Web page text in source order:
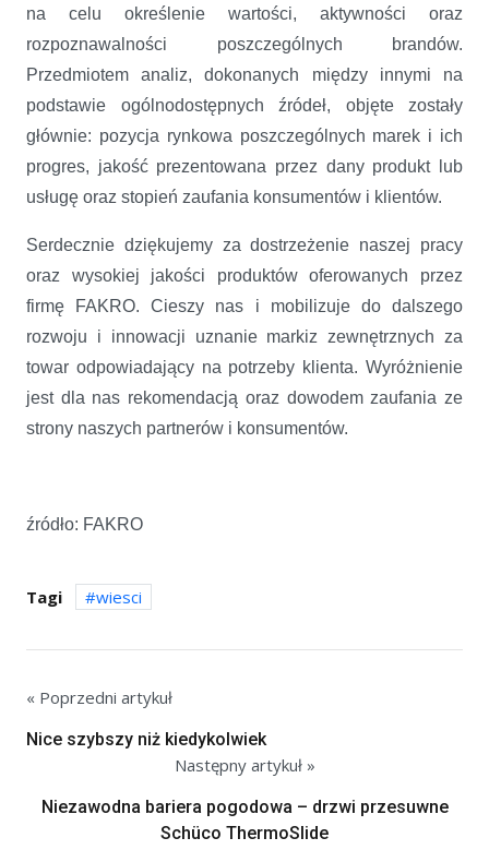
na celu określenie wartości, aktywności oraz
rozpoznawalności poszczególnych brandów.
Przedmiotem analiz, dokonanych między innymi na
podstawie ogólnodostępnych źródeł, objęte zostały
głównie: pozycja rynkowa poszczególnych marek i ich
progres, jakość prezentowana przez dany produkt lub
usługę oraz stopień zaufania konsumentów i klientów.
Serdecznie dziękujemy za dostrzeżenie naszej pracy
oraz wysokiej jakości produktów oferowanych przez
firmę FAKRO. Cieszy nas i mobilizuje do dalszego
rozwoju i innowacji uznanie markiz zewnętrznych za
towar odpowiadający na potrzeby klienta. Wyróżnienie
jest dla nas rekomendacją oraz dowodem zaufania ze
strony naszych partnerów i konsumentów.
źródło: FAKRO
Tagi wiesci
« Poprzedni artykuł
Nice szybszy niż kiedykolwiek
Następny artykuł »
Niezawodna bariera pogodowa – drzwi przesuwne
Schüco ThermoSlide